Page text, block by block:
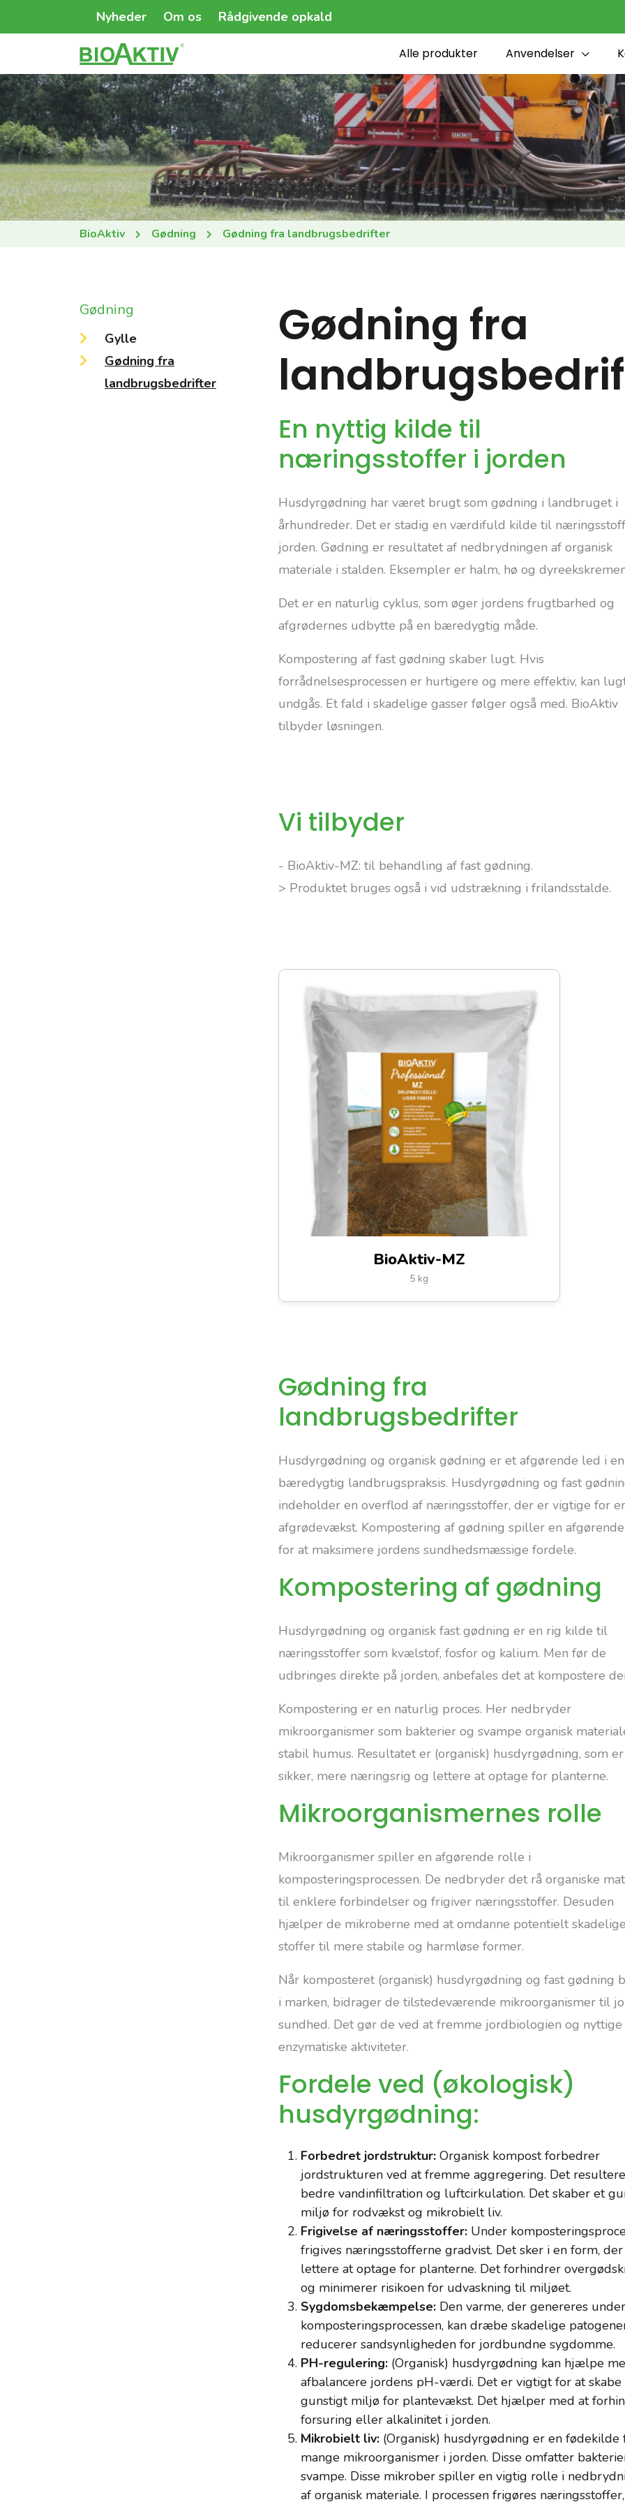
Nyheder Om os Rådgivende opkald
Alle produkter Anvendelser
BioAktiv Gødning Gødning fra landbrugsbedrifter
Gødning
Gylle
Gødning fra
landbrugsbedrifter
Gødning fra
En nyttig kilde til
næringsstoffer i jorden
Husdyrgødning har været brugt som gødning i landbruget i
århundreder. Det er stadig en værdifuld kilde til
jorden. Gødning er resultatet af nedbrydningen af organisk
materiale i stalden. Eksempler er halm, hø og
Det er en naturlig cyklus, som øger jordens frugtbarhed og
afgrødernes udbytte på en bæredygtig måde.
Kompostering af fast gødning skaber lugt. Hvis
forrådnelsesprocessen er hurtigere og mere effektiv, kan
undgås. Et fald i skadelige gasser følger også med. BioAktiv
tilbyder løsningen.
Vi tilbyder
- BioAktiv-MZ: til behandling af fast gødning.
> Produktet bruges også i vid udstrækning i frilandsstalde.
BioAktiv-MZ
5 kg
Gødning fra
landbrugsbedrifter
Husdyrgødning og organisk gødning er et afgørende led i en
bæredygtig landbrugspraksis. Husdyrgødning og fast
indeholder en overflod af næringsstoffer, der er vigtige for
afgrødevækst. Kompostering af gødning spiller en
for at maksimere jordens sundhedsmæssige fordele.
Kompostering af gødning
Husdyrgødning og organisk fast gødning er en rig kilde til
næringsstoffer som kvælstof, fosfor og kalium. Men før de
udbringes direkte på jorden, anbefales det at kompostere
Kompostering er en naturlig proces. Her nedbryder
mikroorganismer som bakterier og svampe organisk
stabil humus. Resultatet er (organisk) husdyrgødning, som
sikker, mere næringsrig og lettere at optage for planterne.
Mikroorganismernes rolle
Mikroorganismer spiller en afgørende rolle i
komposteringsprocessen. De nedbryder det rå organiske
til enklere forbindelser og frigiver næringsstoffer. Desuden
hjælper de mikroberne med at omdanne potentielt skadelige
stoffer til mere stabile og harmløse former.
Når komposteret (organisk) husdyrgødning og fast gødning
i marken, bidrager de tilstedeværende mikroorganismer til
sundhed. Det gør de ved at fremme jordbiologien og nyttige
enzymatiske aktiviteter.
Fordele ved (økologisk)
husdyrgødning:
Forbedret jordstruktur: Organisk kompost forbedrer
jordstrukturen ved at fremme aggregering. Det
bedre vandinfiltration og luftcirkulation. Det skaber et
miljø for rodvækst og mikrobielt liv.
Frigivelse af næringsstoffer: Under
frigives næringsstofferne gradvist. Det sker i en form,
lettere at optage for planterne. Det forhindrer
og minimerer risikoen for udvaskning til miljøet.
Sygdomsbekæmpelse: Den varme, der genereres under
komposteringsprocessen, kan dræbe skadelige
reducerer sandsynligheden for jordbundne sygdomme.
PH-regulering: (Organisk) husdyrgødning kan hjælpe
afbalancere jordens pH-værdi. Det er vigtigt for at skabe
gunstigt miljø for plantevækst. Det hjælper med at
forsuring eller alkalinitet i jorden.
Mikrobielt liv: (Organisk) husdyrgødning er en fødekilde
mange mikroorganismer i jorden. Disse omfatter
svampe. Disse mikrober spiller en vigtig rolle i
af organisk materiale. I processen frigøres